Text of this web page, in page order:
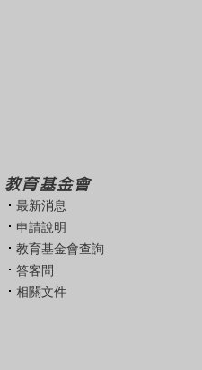
教育基金會
最新消息
申請說明
教育基金會查詢
答客問
相關文件